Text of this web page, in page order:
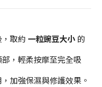
取約 一粒豌豆大小 的
，輕柔按摩至完全吸
加強保濕與修護效果。